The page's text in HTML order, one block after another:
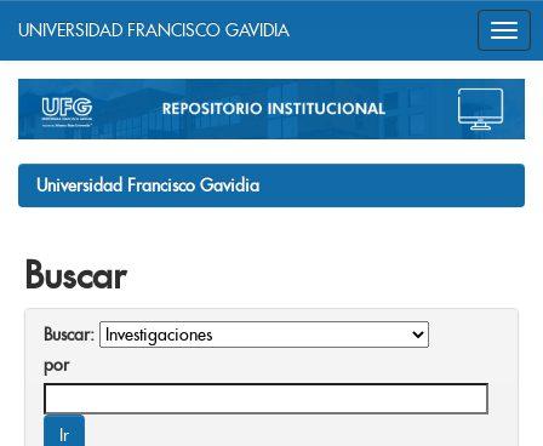
navigation
UNIVERSIDAD FRANCISCO GAVIDIA
Universidad Francisco Gavidia
Buscar
Buscar:
por